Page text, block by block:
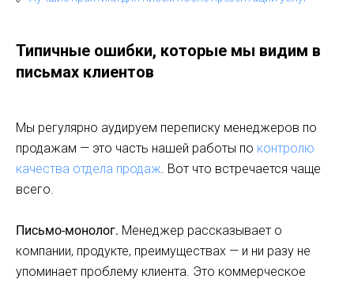
Типичные ошибки, которые мы видим в
письмах клиентов
Мы регулярно аудируем переписку менеджеров по
продажам — это часть нашей работы по контролю
качества отдела продаж . Вот что встречается чаще
всего.
Письмо-монолог. Менеджер рассказывает о
компании, продукте, преимуществах — и ни разу не
упоминает проблему клиента. Это коммерческое